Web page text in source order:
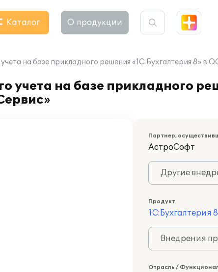
Каталог О продукции
на базе прикладного решения «1С:Бухгалтерия 8»
учета на базе прикладного
Партнер,
АстроСофт
Другие
Продукт
1С:Бухгалтерия 8
Внедрения
Отрасль /